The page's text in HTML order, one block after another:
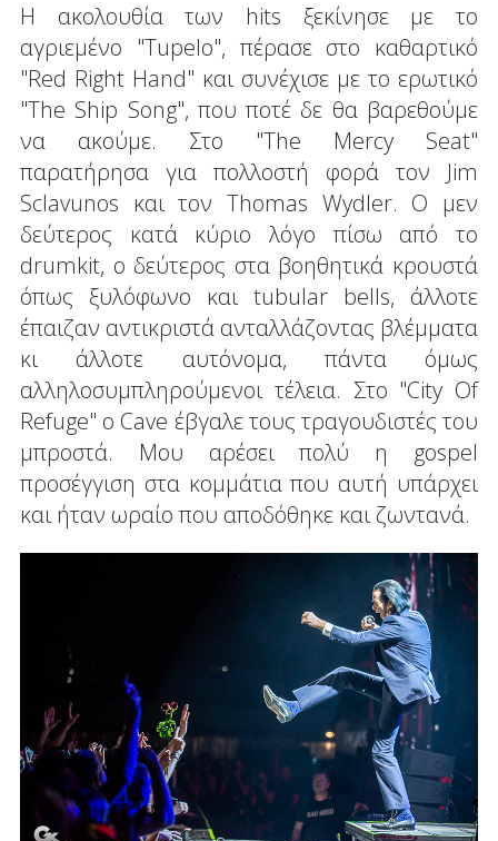
Η ακολουθία των hits ξεκίνησε με το
αγριεμένο "Tupelo", πέρασε στο καθαρτικό
"Red Right Hand" και συνέχισε με το ερωτικό
"The Ship Song", που ποτέ δε θα βαρεθούμε
να ακούμε. Στο "The Mercy Seat"
παρατήρησα για πολλοστή φορά τον Jim
Sclavunos και τον Thomas Wydler. Ο μεν
δεύτερος κατά κύριο λόγο πίσω από το
drumkit, ο δεύτερος στα βοηθητικά κρουστά
όπως ξυλόφωνο και tubular bells, άλλοτε
έπαιζαν αντικριστά ανταλλάζοντας βλέμματα
κι άλλοτε αυτόνομα, πάντα όμως
αλληλοσυμπληρούμενοι τέλεια. Στο "City Of
Refuge" ο Cave έβγαλε τους τραγουδιστές του
μπροστά. Μου αρέσει πολύ η gospel
προσέγγιση στα κομμάτια που αυτή υπάρχει
και ήταν ωραίο που αποδόθηκε και ζωντανά.